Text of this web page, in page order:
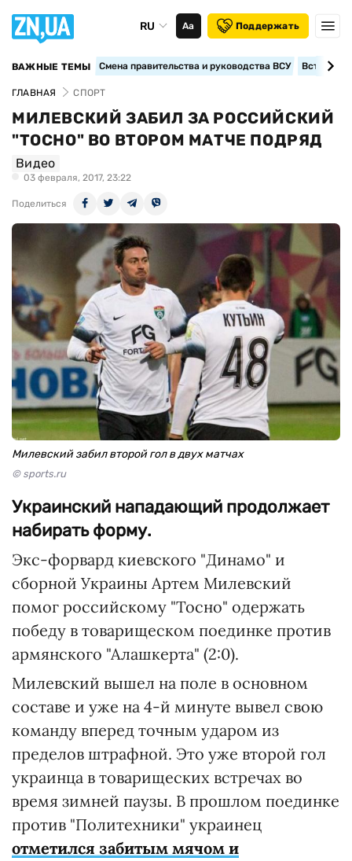
RU Аа Поддержать
ВАЖНЫЕ ТЕМЫ Смена правительства и руководства ВСУ
ГЛАВНАЯ СПОРТ
МИЛЕВСКИЙ ЗАБИЛ ЗА РОССИЙСКИЙ
"ТОСНО" ВО ВТОРОМ МАТЧЕ ПОДРЯД
Видео
03 февраля, 2017, 23:22
Поделиться
Милевский забил второй гол в двух матчах
© sports.ru
Украинский нападающий продолжает
набирать форму.
Экс-форвард киевского "Динамо" и
сборной Украины Артем Милевский
помог российскому "Тосно" одержать
победу в товарищеском поединке против
армянского "Алашкерта" (2:0).
Милевский вышел на поле в основном
составе и уже на 4-й минуте вывел свою
команду вперед точным ударом из
пределов штрафной. Это уже второй гол
украинца в товарищеских встречах во
время зимней паузы. В прошлом поединке
против "Политехники" украинец
отметился забитым мячом и